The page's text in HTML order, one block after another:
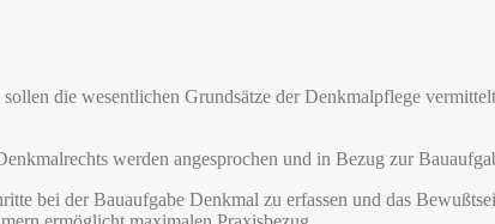
die wesentlichen Grundsätze der Denkmalpflege
werden angesprochen und in Bezug zur
bei der Bauaufgabe Denkmal zu erfassen und das